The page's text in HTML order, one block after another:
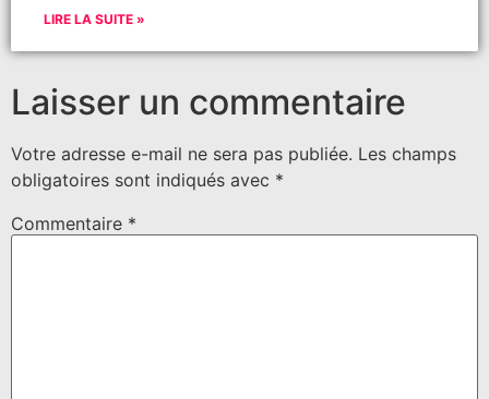
LIRE LA SUITE »
Laisser un commentaire
Votre adresse e-mail ne sera pas publiée. Les champs
obligatoires sont indiqués avec *
Commentaire *